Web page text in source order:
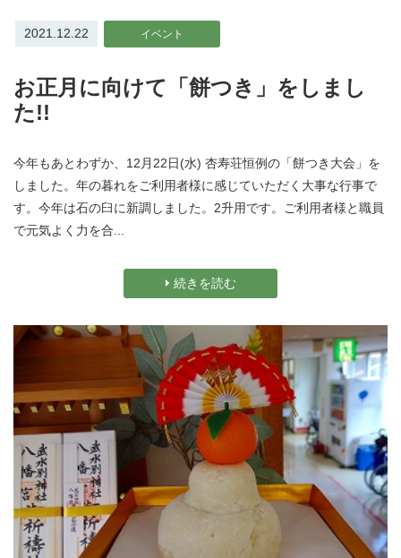
2021.12.22 イベント
お正月に向けて「餅つき」をしまし
た!!
今年もあとわずか、12月22日(水) 杏寿荘恒例の「餅つき大会」を
しました。年の暮れをご利用者様に感じていただく大事な行事で
す。今年は石の臼に新調しました。2升用です。ご利用者様と職員
で元気よく力を合...
続きを読む